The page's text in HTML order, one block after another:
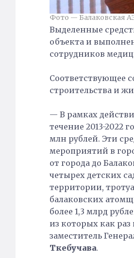
Фото — Балаковская
Выделенные
объекта и
сотрудников
Соответствующее
строительства и
— В рамках
течение 2013-2022
млн рублей. Эти
мероприятий в
от города до
четырех детских
территории,
балаковских
более 1,3 млрд
из которых как
заместитель
Ткебучава.